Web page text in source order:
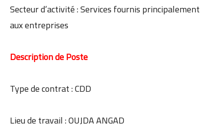
Secteur d’activité : Services fournis principalement
aux entreprises
Description de Poste
Type de contrat : CDD
Lieu de travail : OUJDA ANGAD